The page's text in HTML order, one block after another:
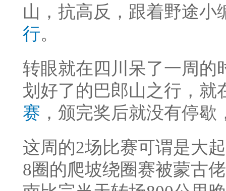
山，抗高反，跟着野途小
行。
转眼就在四川呆了一周的
划好了的巴郎山之行，就
赛 ，颁完奖后就没有停
这周的2场比赛可谓是大
8圈的爬坡绕圈赛被蒙古